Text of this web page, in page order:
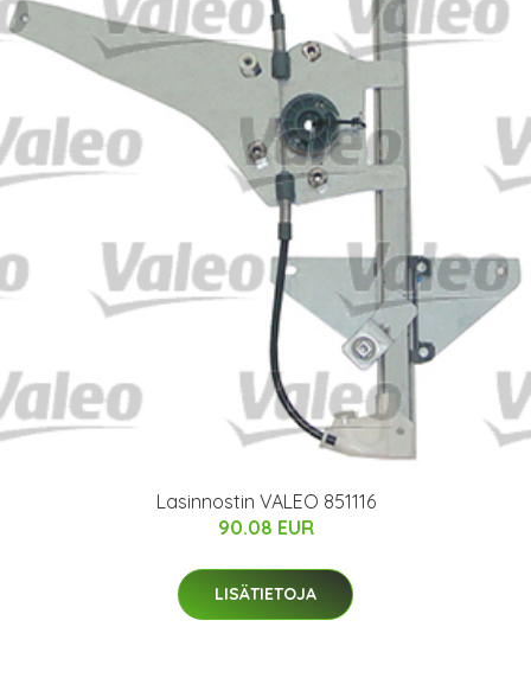
Lasinnostin VALEO 851116
90.08 EUR
LISÄTIETOJA